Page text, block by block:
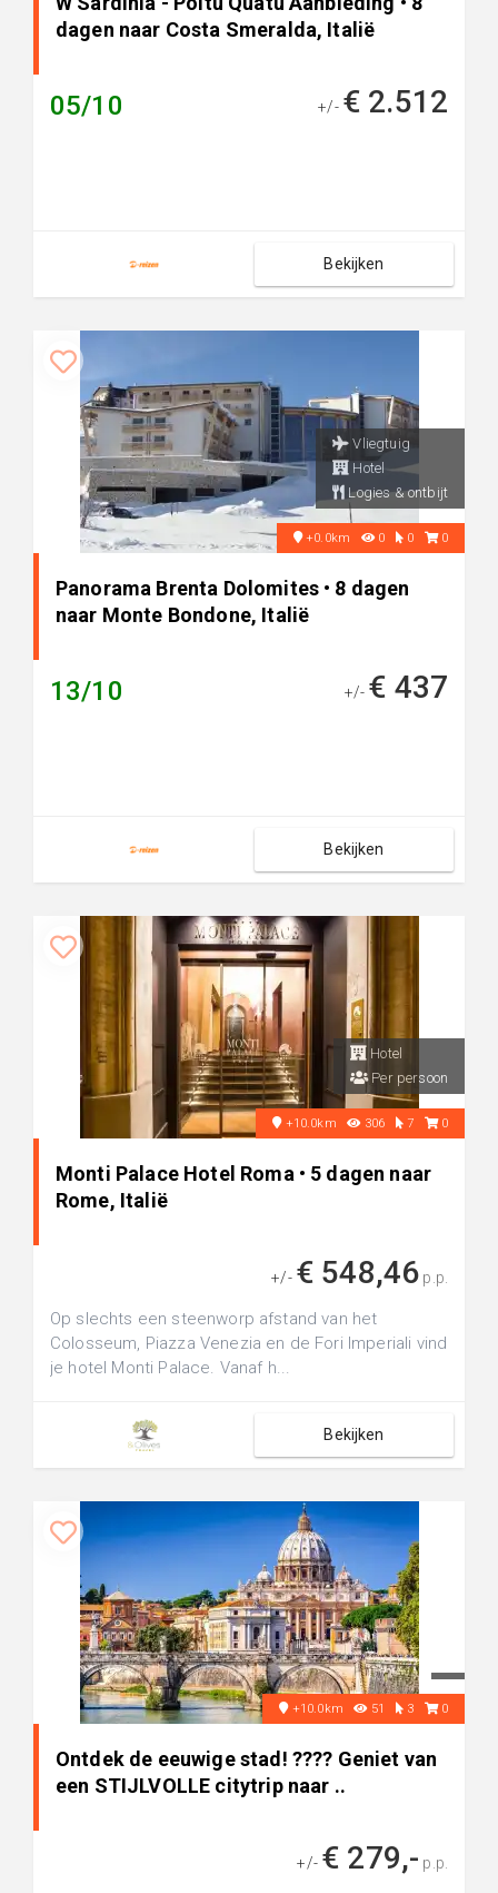
dagen naar Costa Smeralda, Italië
05/10 +/- € 2.512
Bekijken
Vliegtuig
Hotel
Logies & ontbijt
+0.0km 0 0 0
Panorama Brenta Dolomites • 8 dagen
naar Monte Bondone, Italië
13/10 +/- € 437
Bekijken
Hotel
Per persoon
+10.0km 306 7 0
Monti Palace Hotel Roma • 5 dagen naar
Rome, Italië
+/- € 548,46 p.p.
Op slechts een steenworp afstand van het
Colosseum, Piazza Venezia en de Fori Imperiali vind
je hotel Monti Palace. Vanaf h...
Bekijken
+10.0km 51 3 0
Ontdek de eeuwige stad! ????️ Geniet van
een STIJLVOLLE citytrip naar ..
+/- € 279,- p.p.